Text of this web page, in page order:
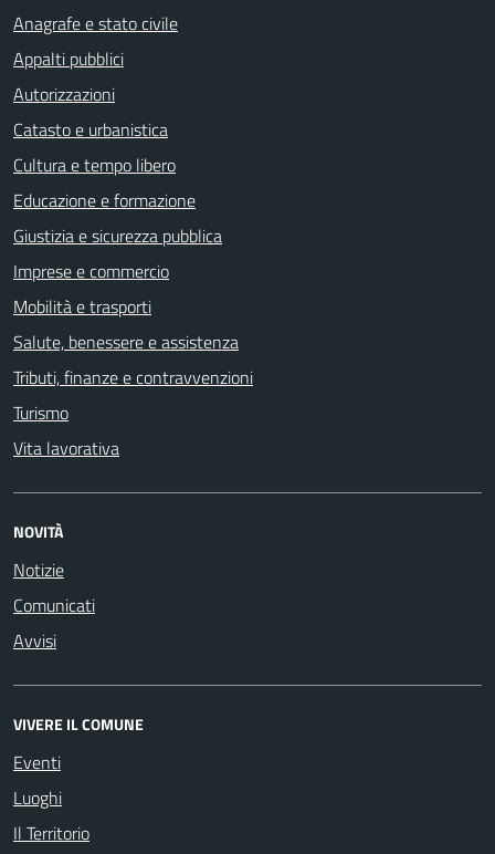
Anagrafe e stato civile
Appalti pubblici
Autorizzazioni
Catasto e urbanistica
Cultura e tempo libero
Educazione e formazione
Giustizia e sicurezza pubblica
Imprese e commercio
Mobilità e trasporti
Salute, benessere e assistenza
Tributi, finanze e contravvenzioni
Turismo
Vita lavorativa
NOVITÀ
Notizie
Comunicati
Avvisi
VIVERE IL COMUNE
Eventi
Luoghi
Il Territorio